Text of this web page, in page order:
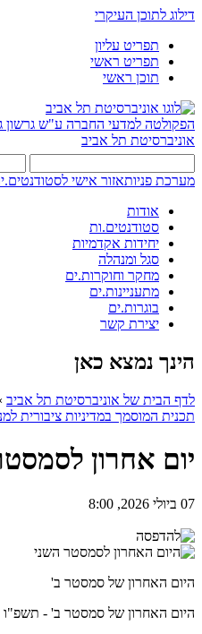
דילוג לתוכן העיקרי
תפריט עליון
תפריט ראשי
תוכן ראשי
הפקולטה למדעי החברה ע"ש גרשון
אוניברסיטת תל אביב
מערכת פניותאזור אישי
אודות
סטודנטים.ות
יחידות אקדמיות
סגל ומנהלה
מחקר וחוקרות.ים
מתעניינות.ים
בוגרות.ים
יצירת קשר
הינך נמצא כאן
לדף הבית של אוניברסיטת תל אביב
תכנית המוסמך במדיניות ציבורית
יום אחרון
07 ביולי 2026, 8:00
היום האחרון של סמסטר ב'
היום האחרון של סמסטר ב' - תשפ"ו